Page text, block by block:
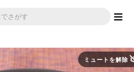
ミュートを解除